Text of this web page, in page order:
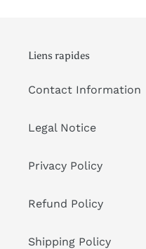
Liens rapides
Contact Information
Legal Notice
Privacy Policy
Refund Policy
Shipping Policy